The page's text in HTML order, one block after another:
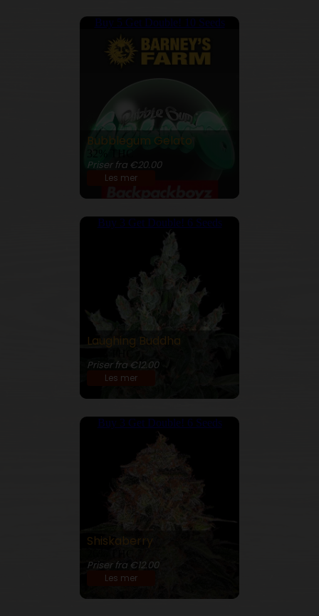
Buy 5 Get Double! 10 Seeds
Bubblegum Gelato
Priser fra €20.00
Les mer
Buy 3 Get Double! 6 Seeds
Laughing Buddha
Priser fra €12.00
Les mer
Buy 3 Get Double! 6 Seeds
Shiskaberry
Priser fra €12.00
Les mer